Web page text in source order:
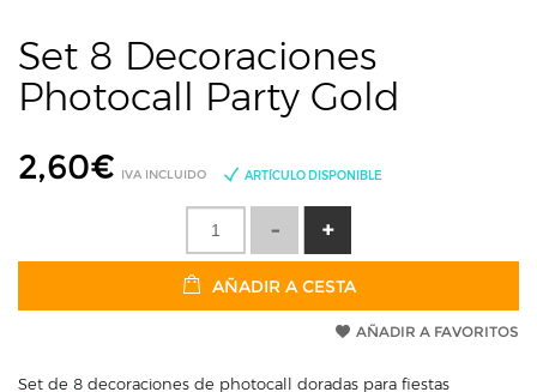
Set 8 Decoraciones
Photocall Party Gold
2,60€ IVA INCLUIDO ARTÍCULO DISPONIBLE
AÑADIR A CESTA
AÑADIR A FAVORITOS
Set de 8 decoraciones de photocall doradas para fiestas